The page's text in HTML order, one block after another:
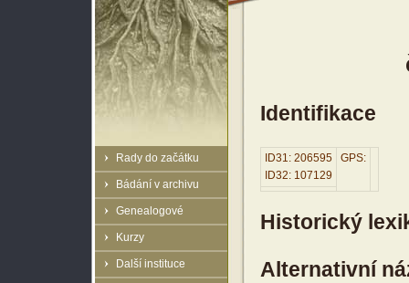
Rady do začátku
Bádání v archivu
Genealogové
Kurzy
Další instituce
Identifikace
ID31: 206595
ID32: 107129
GPS:
Historický
Alternativní